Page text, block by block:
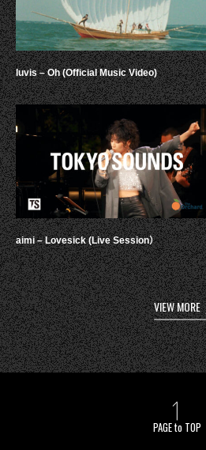
luvis – Oh (Official Music Video)
aimi – Lovesick (Live Session）
VIEW MORE
PAGE to TOP